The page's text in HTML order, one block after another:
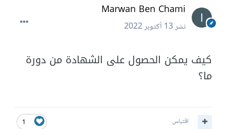
Marwan Ben Chami
نشر13 أكتوبر 2022
كيف يمكن الحصول على الشهادة من دورة
ما؟
1 اقتباس